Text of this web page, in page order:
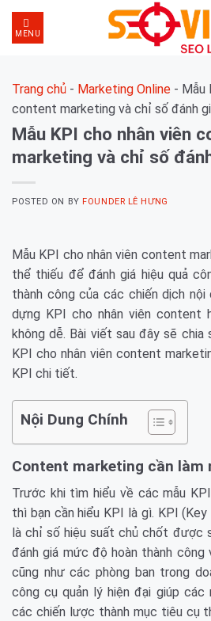
Skip
content
MENU
Trang chủ - Marketing Online - Mẫu
content marketing và chỉ số đánh
Mẫu KPI cho nhân viên
marketing và chỉ số
POSTED ON BYFOUNDER LÊ HƯNG
Mẫu KPI cho nhân viên content
thể thiếu để đánh giá hiệu quả
thành công của các chiến dịch nội
dựng KPI cho nhân viên content
không dễ. Bài viết sau đây sẽ chia
KPI cho nhân viên content
KPI chi tiết.
Nội Dung Chính
Content marketing cần làm
Trước khi tìm hiểu về các mẫu
thì bạn cần hiểu KPI là gì. KPI
là chỉ số hiệu suất chủ chốt được
đánh giá mức độ hoàn thành công
cũng như các phòng ban trong
công cụ quản lý hiện đại giúp các
các chiến lược thành mục tiêu cụ